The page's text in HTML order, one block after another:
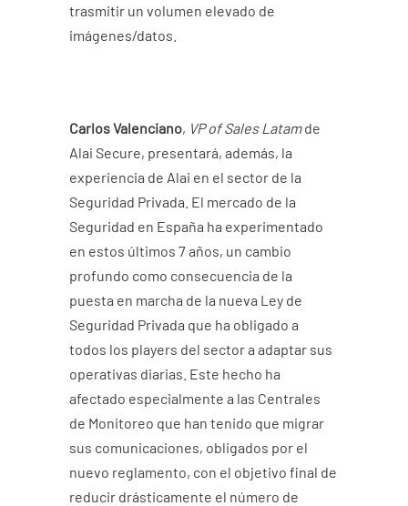
trasmitir un volumen elevado de
imágenes/datos.
Carlos Valenciano, VP of Sales Latamde
Alai Secure, presentará, además, la
experiencia de Alai en el sector de la
Seguridad Privada. El mercado de la
Seguridad en España ha experimentado
en estos últimos 7 años, un cambio
profundo como consecuencia de la
puesta en marcha de la nueva Ley de
Seguridad Privada que ha obligado a
todos los players del sector a adaptar sus
operativas diarias. Este hecho ha
afectado especialmente a las Centrales
de Monitoreo que han tenido que migrar
sus comunicaciones, obligados por el
nuevo reglamento, con el objetivo final de
reducir drásticamente el número de